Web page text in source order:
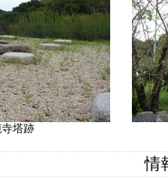
塔跡
情